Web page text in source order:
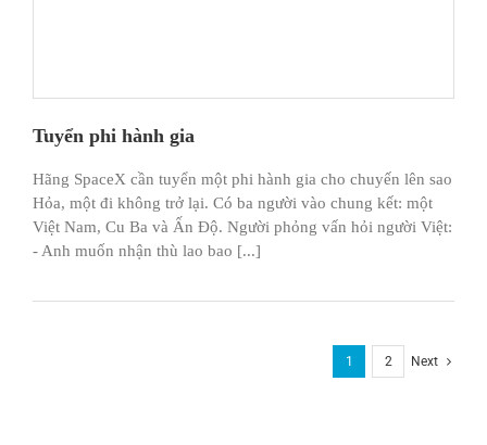
Tuyển phi hành gia
Hãng SpaceX cần tuyển một phi hành gia cho chuyến lên sao
Hỏa, một đi không trở lại. Có ba người vào chung kết: một
Việt Nam, Cu Ba và Ấn Độ. Người phỏng vấn hỏi người Việt:
- Anh muốn nhận thù lao bao [...]
1 2 Next